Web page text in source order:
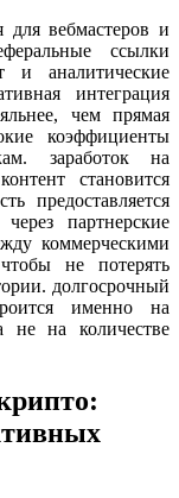
для вебмастеров и
ссылки
и аналитические
интеграция
чем прямая
коэффициенты
заработок на
становится
предоставляется
партнерские
коммерческими
не потерять
долгосрочный
именно на
не на количестве